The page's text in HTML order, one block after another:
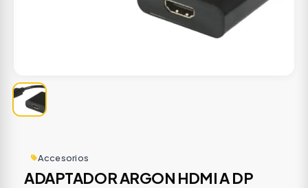
Accesorios
ADAPTADOR ARGON HDMI A DP